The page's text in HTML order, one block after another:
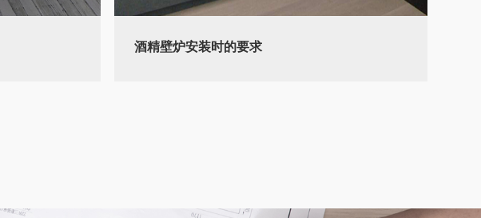
酒精壁炉安装时的要求